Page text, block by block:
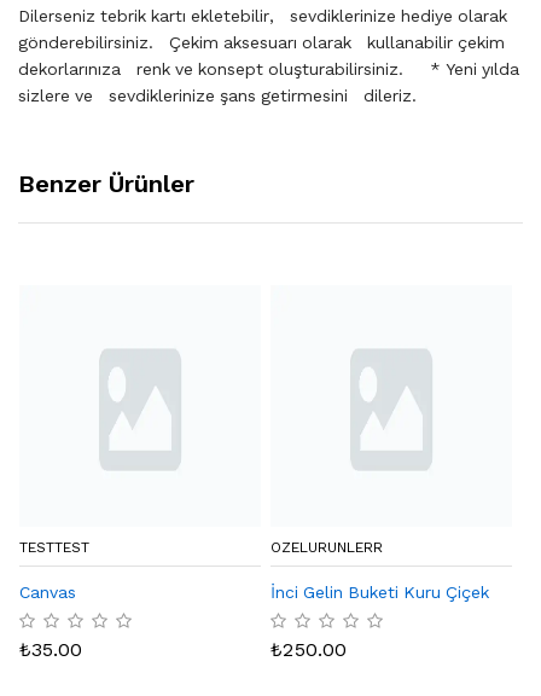
Dilerseniz tebrik kartı ekletebilir, sevdiklerinize hediye olarak
gönderebilirsiniz. Çekim aksesuarı olarak kullanabilir çekim
dekorlarınıza renk ve konsept oluşturabilirsiniz. * Yeni yılda
sizlere ve sevdiklerinize şans getirmesini dileriz.
Benzer Ürünler
TESTTEST
Canvas
₺35.00
OZELURUNLERR
İnci Gelin Buketi Kuru Çiçek
₺250.00